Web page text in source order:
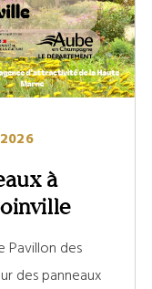
à
Pavillon des
des panneaux